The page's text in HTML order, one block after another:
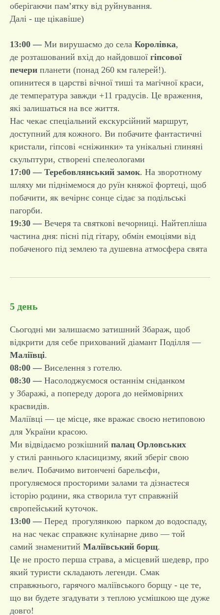
оберігаючи пам’ятку від руйнування.
Далі - ще цікавіше)
13:00 — Ми вирушаємо до села Королівка,
де розташований вхід до найдовшої гіпсової
печери планети (понад 260 км галерей!).
опинитеся в царстві вічної тиші та магічної краси,
де температура завжди +11 градусів. Це враження,
які залишаться на все життя.
Нас чекає спеціальний екскурсійний маршрут,
доступний для кожного. Ви побачите фантастичні
кристали, гіпсові «сніжинки» та унікальні глиняні
скульптури, створені спелеологами
17:00 — Теребовлянський замок. На зворотному
шляху ми піднімемося до руїн княжої фортеці, щоб
побачити, як вечірнє сонце сідає за подільські
пагорби.
19:30 — Вечеря та святкові вечорниці. Найтепліша
частина дня: пісні під гітару, обмін емоціями від
побаченого під землею та душевна атмосфера свята
5 день
Сьогодні ми залишаємо затишний Збараж, щоб
відкрити для себе прихований діамант Поділля —
Маліївці.
08:00 — Виселення з готелю.
08:30 — Насолоджуємося останнім сніданком
у Збаражі, а попереду дорога до неймовірних
краєвидів.
Маліївці — це місце, яке вражає своєю нетиповою
для України красою.
Ми відвідаємо розкішний палац Орловських
у стилі раннього класицизму, який зберіг свою
велич. Побачимо витончені барельєфи,
прогуляємося просторими залами та дізнаєтеся
історію родини, яка створила тут справжній
європейський куточок.
13:00 — Перед прогулянкою парком до водоспаду,
на нас чекає справжнє кулінарне диво — той
самий знаменитий Маліївський борщ.
Це не просто перша страва, а місцевий шедевр, про
який туристи складають легенди. Смак
справжнього, гарячого маліївського борщу - це те,
що ви будете згадувати з теплою усмішкою ще дуже
довго!